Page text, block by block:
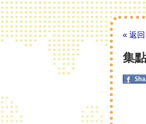
« 返回
集